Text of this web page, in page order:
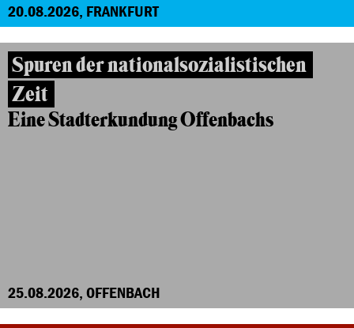
20.08.2026, FRANKFURT
Spuren der nationalsozialistischen
Zeit
Eine Stadterkundung Offenbachs
25.08.2026, OFFENBACH